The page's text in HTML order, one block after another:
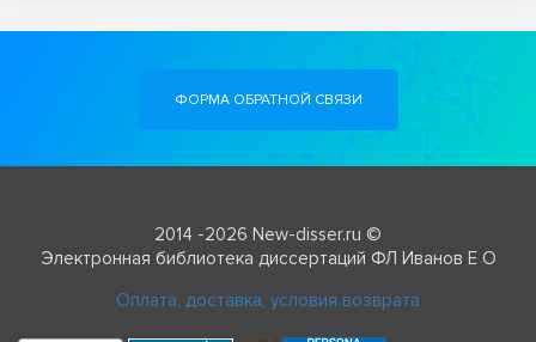
ФОРМА ОБРАТНОЙ СВЯЗИ
2014 -2026 New-disser.ru ©
Электронная библиотека диссертаций ФЛ Иванов Е О
Оплата, доставка, условия возврата